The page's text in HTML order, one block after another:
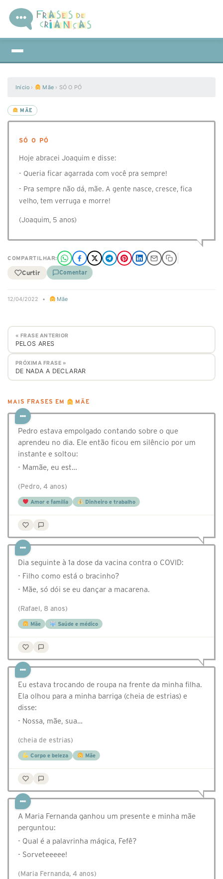
Início › Mãe › SÓ O PÓ
MÃE
SÓ O PÓ
Hoje abracei Joaquim e disse:
- Queria ficar agarrada com você pra sempre!
- Pra sempre não dá, mãe. A gente nasce, cresce, fica
velho, tem verruga e morre!
(Joaquim, 5 anos)
COMPARTILHAR:
Curtir Comentar
12/04/2022 • Mãe
« FRASE ANTERIOR
PELOS ARES
PRÓXIMA FRASE »
DE NADA A DECLARAR
MAIS FRASES EM MÃE
Pedro estava empolgado contando sobre o que
aprendeu no dia. Ele então ficou em silêncio por um
instante e soltou:
- Mamãe, eu est…
(Pedro, 4 anos)
Amor e família Dinheiro e trabalho
Dia seguinte à 1a dose da vacina contra o COVID:
- Filho como está o bracinho?
- Mãe, só dói se eu dançar a macarena.
(Rafael, 8 anos)
Mãe Saúde e médico
Eu estava trocando de roupa na frente da minha filha.
Ela olhou para a minha barriga (cheia de estrias) e
disse:
- Nossa, mãe, sua…
(cheia de estrias)
Corpo e beleza Mãe
A Maria Fernanda ganhou um presente e minha mãe
perguntou:
- Qual é a palavrinha mágica, Fefê?
- Sorveteeeee!
(Maria Fernanda, 4 anos)